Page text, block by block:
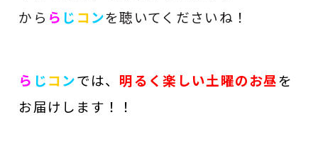
から ら じ コンを聴いてくださいね！
ら じコンでは、 明るく楽しい土曜のお昼を
お届けします！！